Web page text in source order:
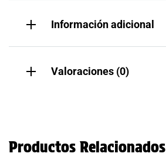
Información adicional
Valoraciones (0)
Productos Relacionados